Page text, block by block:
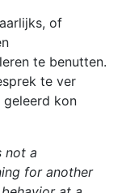
of
te benutten.
te ver
kon
not a
for another